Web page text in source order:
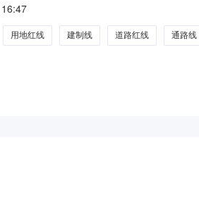
内本次拟建建筑物及层数12缘地公示期限
用地红线 建制线 道路红线 通路线